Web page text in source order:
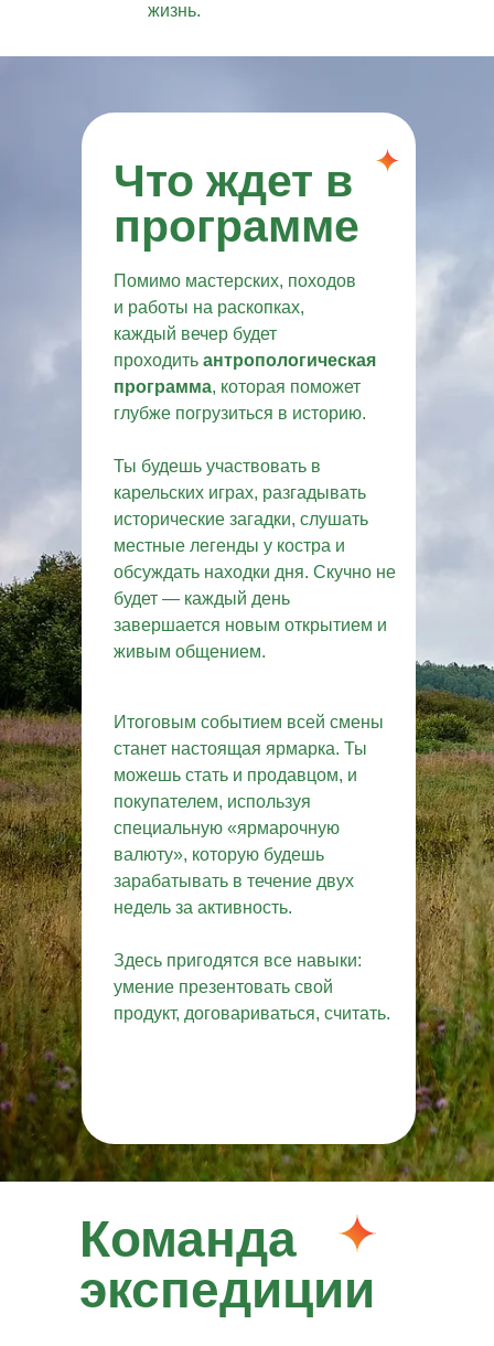
жизнь.
Что ждет в
программе
Итоговым событием всей смены
станет настоящая ярмарка. Ты
можешь стать и продавцом, и
покупателем, используя
специальную «ярмарочную
валюту», которую будешь
зарабатывать в течение двух
недель за активность.
Здесь пригодятся все навыки:
умение презентовать свой
продукт, договариваться, считать.
Помимо мастерских, походов
и работы на раскопках,
каждый вечер будет
проходить антропологическая
программа, которая поможет
глубже погрузиться в историю.
Ты будешь участвовать в
карельских играх, разгадывать
исторические загадки, слушать
местные легенды у костра и
обсуждать находки дня. Скучно не
будет — каждый день
завершается новым открытием и
живым общением.
Команда
экспедиции
create your
block from